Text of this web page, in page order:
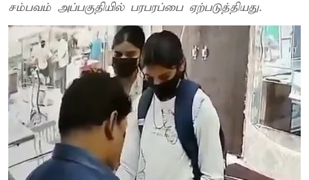
சம்பவம் அப்பகுதியில் பரபரப்பை ஏற்படுத்தியது.